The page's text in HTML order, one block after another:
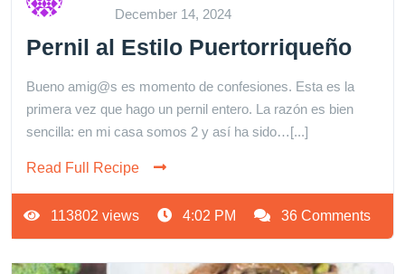
December 14, 2024
Pernil al Estilo Puertorriqueño
Bueno amig@s es momento de confesiones. Esta es la
primera vez que hago un pernil entero. La razón es bien
sencilla: en mi casa somos 2 y así ha sido…[...]
Read Full Recipe
113802 views 4:02 PM 36 Comments